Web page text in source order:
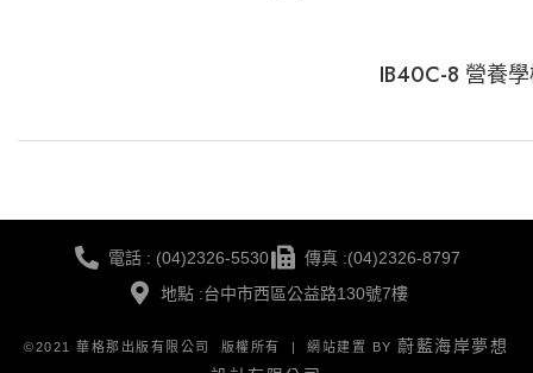
IB40C-8 營養
電話 : (04)2326-5530
傳真 :(04)2326-8797
地點 :台中市西區公益路130號7樓
©2021 華格那出版有限公司 版權所有 | 網站建置 BY 蔚藍海岸夢想